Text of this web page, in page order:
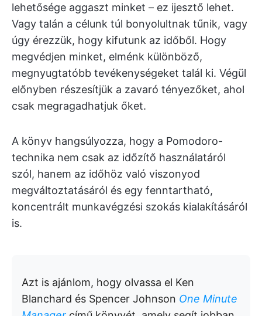
lehetősége aggaszt minket – ez ijesztő lehet.
Vagy talán a célunk túl bonyolultnak tűnik, vagy
úgy érezzük, hogy kifutunk az időből. Hogy
megvédjen minket, elménk különböző,
megnyugtatóbb tevékenységeket talál ki. Végül
előnyben részesítjük a zavaró tényezőket, ahol
csak megragadhatjuk őket.
A könyv hangsúlyozza, hogy a Pomodoro-
technika nem csak az időzítő használatáról
szól, hanem az időhöz való viszonyod
megváltoztatásáról és egy fenntartható,
koncentrált munkavégzési szokás kialakításáról
is.
Azt is ajánlom, hogy olvassa el Ken
Blanchard és Spencer Johnson One Minute